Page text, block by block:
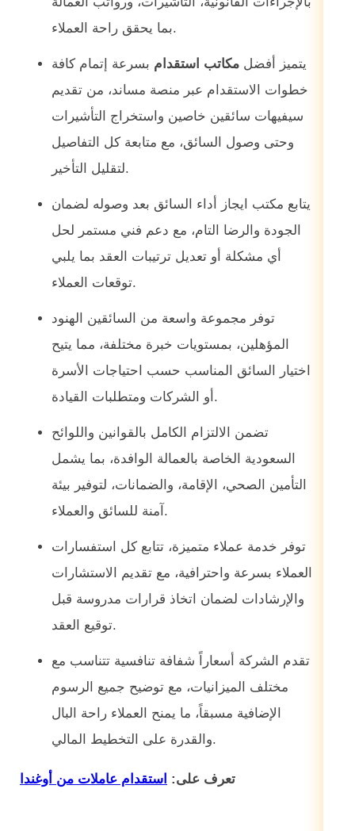
بما يحقق راحة العملاء.
يتميز أفضل مكاتب استقدام بسرعة إتمام كافة
خطوات الاستقدام عبر منصة مساند، من تقديم
سيفيهات سائقين خاصين واستخراج التأشيرات
وحتى وصول السائق، مع متابعة كل التفاصيل
لتقليل التأخير.
يتابع مكتب ايجاز أداء السائق بعد وصوله لضمان
الجودة والرضا التام، مع دعم فني مستمر لحل
أي مشكلة أو تعديل ترتيبات العقد بما يلبي
توقعات العملاء.
توفر مجموعة واسعة من السائقين الهنود
المؤهلين، بمستويات خبرة مختلفة، مما يتيح
اختيار السائق المناسب حسب احتياجات الأسرة
أو الشركات ومتطلبات القيادة.
تضمن الالتزام الكامل بالقوانين واللوائح
السعودية الخاصة بالعمالة الوافدة، بما يشمل
التأمين الصحي، الإقامة، والضمانات، لتوفير بيئة
آمنة للسائق والعملاء.
توفر خدمة عملاء متميزة، تتابع كل استفسارات
العملاء بسرعة واحترافية، مع تقديم الاستشارات
والإرشادات لضمان اتخاذ قرارات مدروسة قبل
توقيع العقد.
تقدم الشركة أسعاراً شفافة تنافسية تتناسب مع
مختلف الميزانيات، مع توضيح جميع الرسوم
الإضافية مسبقاً، ما يمنح العملاء راحة البال
والقدرة على التخطيط المالي.
تعرف على: استقدام عاملات من أوغندا